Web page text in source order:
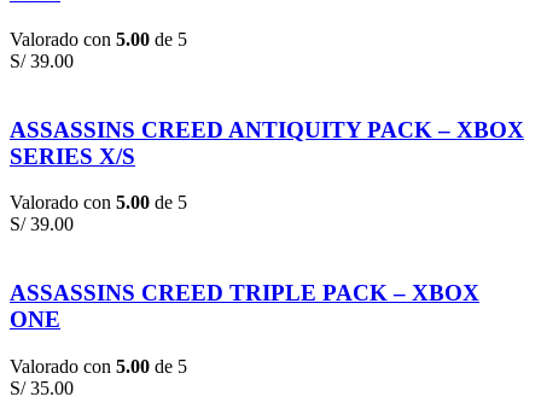
Valorado con 5.00 de 5
S/39.00
ASSASSINS CREED ANTIQUITY PACK – XBOX
SERIES X/S
Valorado con 5.00 de 5
S/39.00
ASSASSINS CREED TRIPLE PACK – XBOX
ONE
Valorado con 5.00 de 5
S/35.00